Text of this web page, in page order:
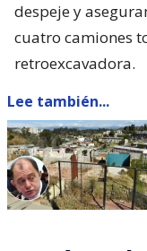
despeje y
cuatro camiones
retroexcavadora.
Lee también...